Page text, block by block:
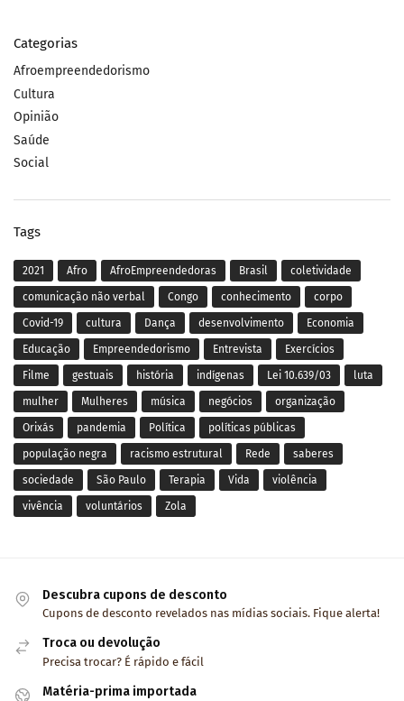
Categorias
Afroempreendedorismo
Cultura
Opinião
Saúde
Social
Tags
2021 Afro AfroEmpreendedoras Brasil coletividade
comunicação não verbal Congo conhecimento corpo
Covid-19 cultura Dança desenvolvimento Economia
Educação Empreendedorismo Entrevista Exercícios
Filme gestuais história indígenas Lei 10.639/03 luta
mulher Mulheres música negócios organização
Orixás pandemia Política políticas públicas
população negra racismo estrutural Rede saberes
sociedade São Paulo Terapia Vida violência
vivência voluntários Zola
Descubra cupons de desconto
Cupons de desconto revelados nas mídias sociais. Fique alerta!
Troca ou devolução
Precisa trocar? É rápido e fácil
Matéria-prima importada